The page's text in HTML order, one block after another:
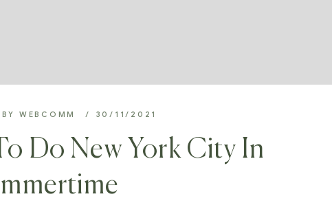
BY WEBCOMM 30/11/2021
Do New York City In